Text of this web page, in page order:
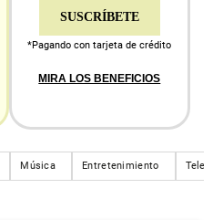
SUSCRÍBETE
*Pagando con tarjeta de crédito
MIRA LOS BENEFICIOS
Música Entretenimiento